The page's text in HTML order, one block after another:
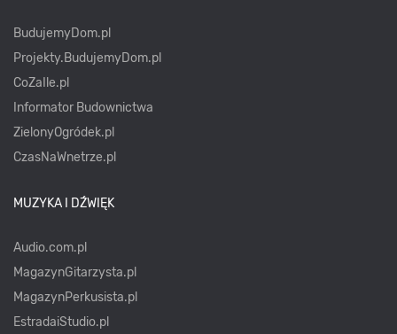
BudujemyDom.pl
Projekty.BudujemyDom.pl
CoZaIle.pl
Informator Budownictwa
ZielonyOgródek.pl
CzasNaWnetrze.pl
MUZYKA I DŹWIĘK
Audio.com.pl
MagazynGitarzysta.pl
MagazynPerkusista.pl
EstradaiStudio.pl